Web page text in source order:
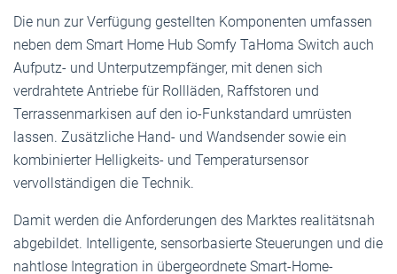
Die nun zur Verfügung gestellten Komponenten umfassen
neben dem Smart Home Hub Somfy TaHoma Switch auch
Aufputz- und Unterputzempfänger, mit denen sich
verdrahtete Antriebe für Rollläden, Raffstoren und
Terrassenmarkisen auf den io-Funkstandard umrüsten
lassen. Zusätzliche Hand- und Wandsender sowie ein
kombinierter Helligkeits- und Temperatursensor
vervollständigen die Technik.
Damit werden die Anforderungen des Marktes realitätsnah
abgebildet. Intelligente, sensorbasierte Steuerungen und die
nahtlose Integration in übergeordnete Smart-Home-